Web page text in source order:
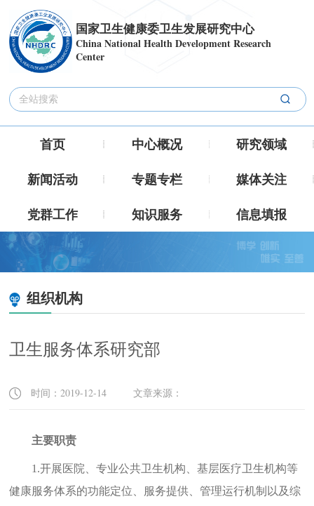
国家卫生健康委卫生发展研究中心
China National Health Development Research
Center
首页 中心概况
研究领域
新闻活动
专题专栏
媒体关注
党群工作
知识服务 信息填报
组织机构
卫生服务体系研究部
时间：2019-12-14 文章来源：
主要职责
1.开展医院、专业公共卫生机构、基层医疗卫生机构等
健康服务体系的功能定位、服务提供、管理运行机制以及综